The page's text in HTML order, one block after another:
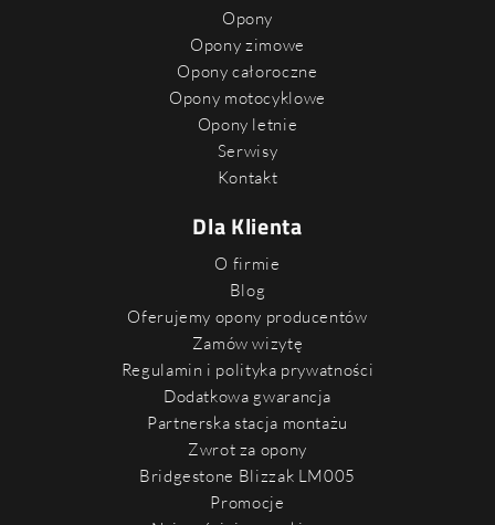
Opony
Opony zimowe
Opony całoroczne
Opony motocyklowe
Opony letnie
Serwisy
Kontakt
Dla Klienta
O firmie
Blog
Oferujemy opony producentów
Zamów wizytę
Regulamin i polityka prywatności
Dodatkowa gwarancja
Partnerska stacja montażu
Zwrot za opony
Bridgestone Blizzak LM005
Promocje